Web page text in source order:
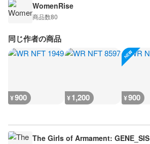
WomenRise
商品数80
同じ作者の商品
¥900 ¥1,200 ¥900
The Girls of Armament: GENE_SIS